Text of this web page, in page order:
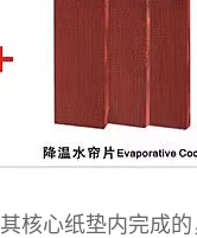
核心纸垫内完成